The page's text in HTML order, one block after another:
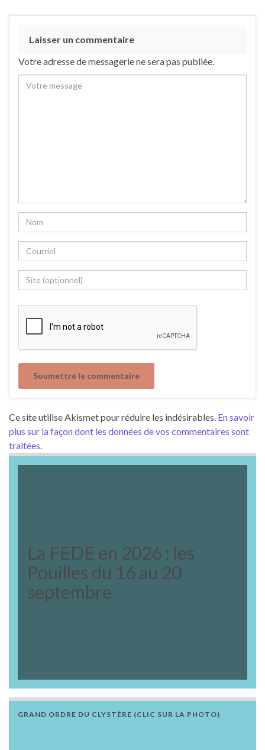
Laisser un commentaire
Votre adresse de messagerie ne sera pas publiée.
Ce site utilise Akismet pour réduire les indésirables. En savoir
plus sur la façon dont les données de vos commentaires sont
traitées.
La FEDE en 2026 : les
Pouilles du 16 au 20
septembre
GRAND ORDRE DU CLYSTÈRE (CLIC SUR LA PHOTO)